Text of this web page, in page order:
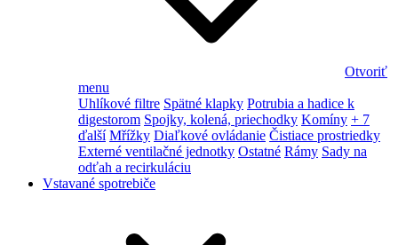
Otvoriť
menu
Uhlíkové filtre Spätné klapky Potrubia a hadice k
digestorom Spojky, kolená, priechodky Komíny + 7
ďalší Mřížky Diaľkové ovládanie Čistiace prostriedky
Externé ventilačné jednotky Ostatné Rámy Sady na
odťah a recirkuláciu
Vstavané spotrebiče